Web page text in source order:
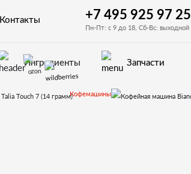
Контакты +7 495 925 97 25
Пн-Пт: с 9 до 18, Сб-Вс: выходной
Ингредиенты Запчасти
Кофемашины